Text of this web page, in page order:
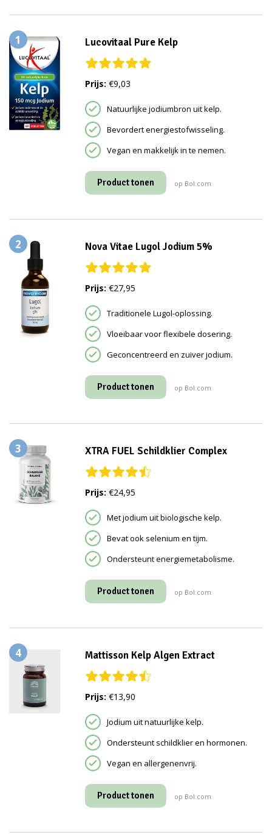
1 Lucovitaal Pure Kelp
Prijs: €9,03
Natuurlijke jodiumbron uit kelp.
Bevordert energiestofwisseling.
Vegan en makkelijk in te nemen.
Product tonen op Bol.com
2 Nova Vitae Lugol Jodium 5%
Prijs: €27,95
Traditionele Lugol-oplossing.
Vloeibaar voor flexibele dosering.
Geconcentreerd en zuiver jodium.
Product tonen op Bol.com
3 XTRA FUEL Schildklier Complex
Prijs: €24,95
Met jodium uit biologische kelp.
Bevat ook selenium en tijm.
Ondersteunt energiemetabolisme.
Product tonen op Bol.com
4 Mattisson Kelp Algen Extract
Prijs: €13,90
Jodium uit natuurlijke kelp.
Ondersteunt schildklier en hormonen.
Vegan en allergenenvrij.
Product tonen op Bol.com